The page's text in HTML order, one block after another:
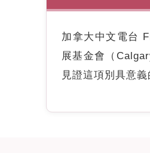
加拿大中文電台
展基金會（
見證這項別具意義